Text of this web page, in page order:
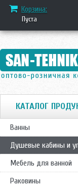
Корзина:
Пуста
КАТАЛОГ
Ванны
Душевые кабины и
Мебель для ванной
Раковины